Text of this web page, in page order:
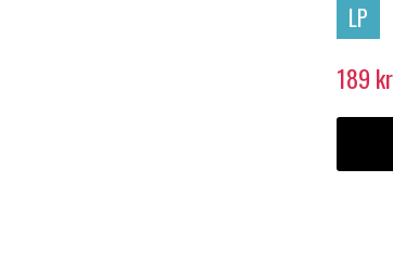
LP
189 kr